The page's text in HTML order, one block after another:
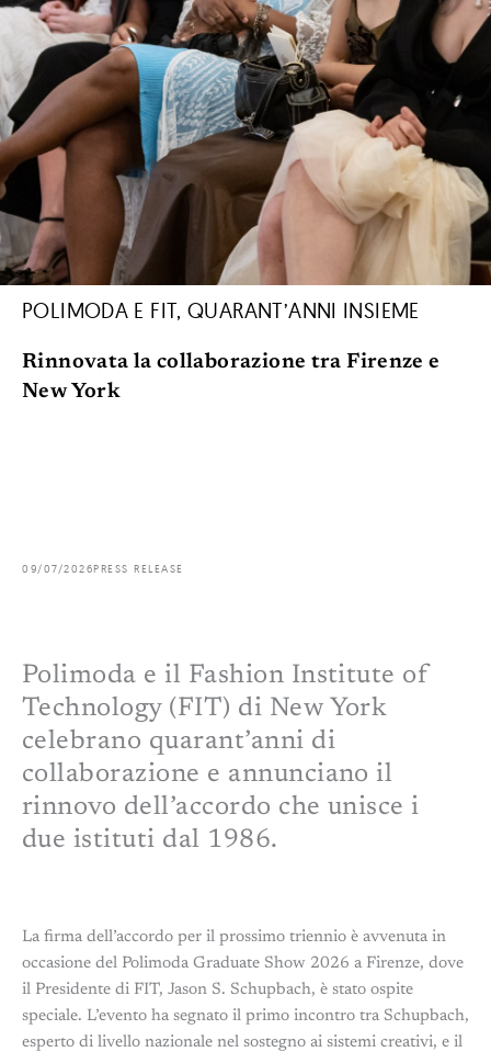
POLIMODA E FIT, QUARANT’ANNI INSIEME
Rinnovata la collaborazione tra Firenze e
New York
09/07/2026PRESS RELEASE
Polimoda e il Fashion Institute of
Technology (FIT) di New York
celebrano quarant’anni di
collaborazione e annunciano il
rinnovo dell’accordo che unisce i
due istituti dal 1986.
La firma dell’accordo per il prossimo triennio è avvenuta in
occasione del Polimoda Graduate Show 2026 a Firenze, dove
il Presidente di FIT, Jason S. Schupbach, è stato ospite
speciale. L’evento ha segnato il primo incontro tra Schupbach,
esperto di livello nazionale nel sostegno ai sistemi creativi, e il